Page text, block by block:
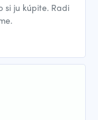
si ju kúpite. Radi